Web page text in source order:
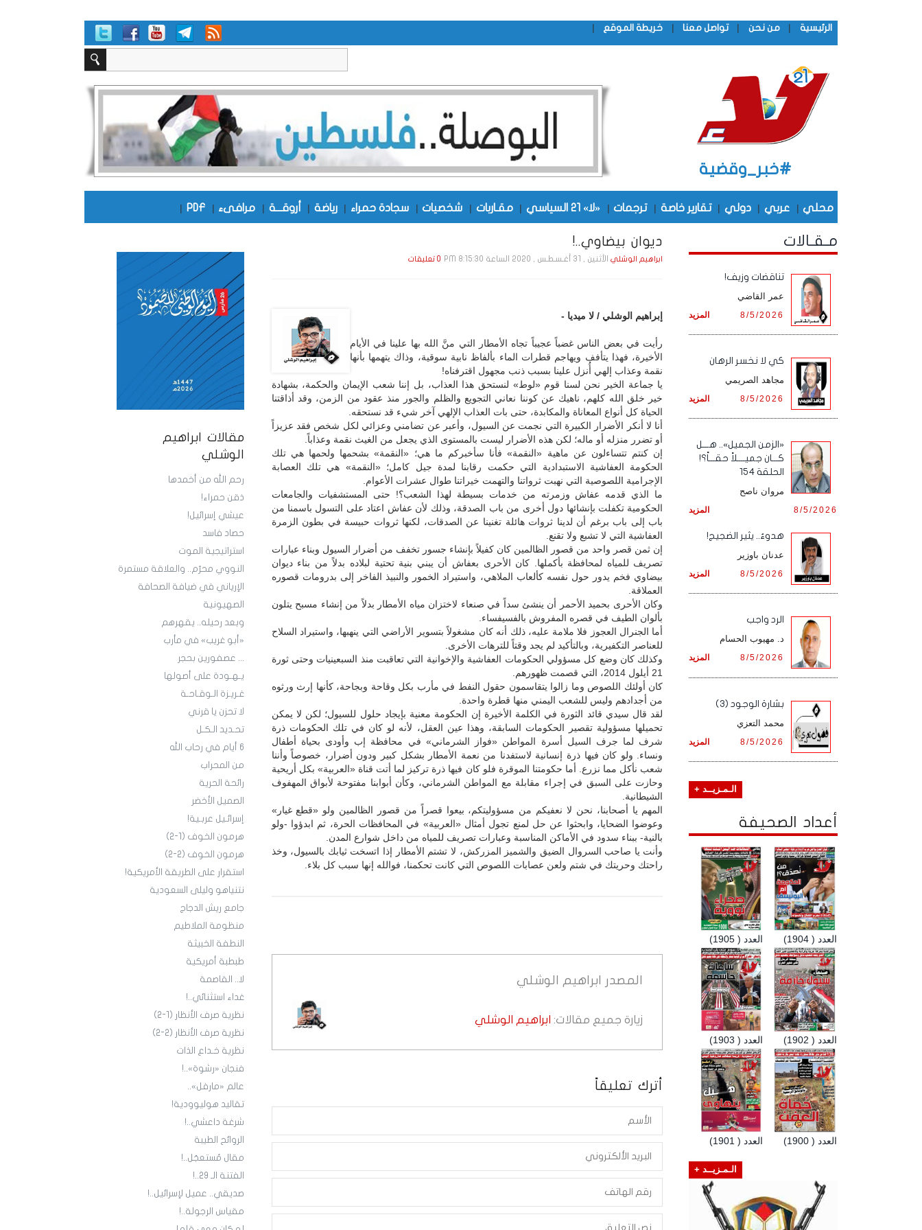
الرئيسية | من نحن | تواصل معنا | خريطة الموقع |
#خبر_وقضية
محلي | عربي | دولي | تقارير خاصة | ترجمات | «لا» 21 السياسي | مقـاربات | شخصيات | سجادة حمراء | رياضة | أروقـــة | مرافىء |
PDF
|
مقالات ابراهيم
الوشلي
رحم الله من أخمدها
ذقن حمراء!
عيشي إسرائيل!
حصاد فاسد
استراتيجية الموت
النووي محرّم.. والعلاقة مستمرة
الإرياني في ضيافة الصحافة
الصهيونية
وبعد رحيله.. يقهرهم
«أبو غريب» في مأرب
... عصفورين بحجر
يـهـودة على أصولها
غـريـزة الـوقـاحـة
لا تحزن يا قرني
تحـديد الـكـل
6 أيام في رحاب الله
من المحراب
رائحة الحرية
الصميل الأخضر
إسرائـيل عربـية!
هرمون الخوف (1-2)
هرمون الخوف (2-2)
استقرار على الطريقة الأمريكية!
نتنياهو وليلى السعودية
جامع ريش الدجاج
منظومة الملاطيم
النطفة الخبيثة
طبطبة أمريكية
لا.. القاصمة
غداء استثنائي..!
نظرية صرف الأنظار (1-2)
نظرية صرف الأنظار (2-2)
نظرية خـداع الذات
فنجان «رشوة»..!
عالم «مارفل»..
تقاليد هوليوودية!
شرغة داعشي..!
الروائح الطيبة
مقال مُستعجَل..!
الفتنة الـ 29..!
صديقي.. عميل لإسرائيل..!
مقياس الرجولة..!
ديوان بيضاوي..!
ابراهيم الوشليالأثنين , 31 أغـسـطـس , 2020 الساعة 8:15:30 PM 0 تعليقات
إبراهيم الوشلي / لا ميديا -
رأيت في بعض الناس غضباً عجيباً تجاه الأمطار التي منَّ الله بها علينا في الأيام
الأخيرة، فهذا يتأفف ويهاجم قطرات الماء بألفاظ نابية سوقية، وذاك يتهمها بأنها
نقمة وعذاب إلهي أُنزل علينا بسبب ذنب مجهول اقترفناه!
يا جماعة الخير نحن لسنا قوم «لوط» لنستحق هذا العذاب، بل إننا شعب الإيمان والحكمة، بشهادة
خير خلق الله كلهم، ناهيك عن كوننا نعاني التجويع والظلم والجور منذ عقود من الزمن، وقد أذاقتنا
الحياة كل أنواع المعاناة والمكابدة، حتى بات العذاب الإلهي آخر شيء قد نستحقه.
أنا لا أنكر الأضرار الكبيرة التي نجمت عن السيول، وأعبر عن تضامني وعزائي لكل شخص فقد عزيزاً
أو تضرر منزله أو ماله؛ لكن هذه الأضرار ليست بالمستوى الذي يجعل من الغيث نقمة وعذاباً.
إن كنتم تتساءلون عن ماهية «النقمة» فأنا سأخبركم ما هي؛ «النقمة» بشحمها ولحمها هي تلك
الحكومة العفاشية الاستبدادية التي حكمت رقابنا لمدة جيل كامل؛ «النقمة» هي تلك العصابة
الإجرامية اللصوصية التي نهبت ثرواتنا والتهمت خيراتنا طوال عشرات الأعوام.
ما الذي قدمه عفاش وزمرته من خدمات بسيطة لهذا الشعب؟! حتى المستشفيات والجامعات
الحكومية تكفلت بإنشائها دول أخرى من باب الصدقة، وذلك لأن عفاش اعتاد على التسول باسمنا من
باب إلى باب برغم أن لدينا ثروات هائلة تغنينا عن الصدقات، لكنها ثروات حبيسة في بطون الزمرة
العفاشية التي لا تشبع ولا تقنع.
إن ثمن قصر واحد من قصور الظالمين كان كفيلاً بإنشاء جسور تخفف من أضرار السيول وبناء عبارات
تصريف للمياه لمحافظة بأكملها. كان الأحرى بعفاش أن يبني بنية تحتية لبلاده بدلاً من بناء ديوان
بيضاوي فخم يدور حول نفسه كألعاب الملاهي، واستيراد الخمور والنبيذ الفاخر إلى بدرومات قصوره
العملاقة.
وكان الأحرى بحميد الأحمر أن ينشئ سداً في صنعاء لاختزان مياه الأمطار بدلاً من إنشاء مسبح يتلون
بألوان الطيف في قصره المفروش بالفسيفساء.
أما الجنرال العجوز فلا ملامة عليه، ذلك أنه كان مشغولاً بتسوير الأراضي التي ينهبها، واستيراد السلاح
للعناصر التكفيرية، وبالتأكيد لم يجد وقتاً للترهات الأخرى.
وكذلك كان وضع كل مسؤولي الحكومات العفاشية والإخوانية التي تعاقبت منذ السبعينيات وحتى ثورة
21 أيلول 2014، التي قصمت ظهورهم.
كان أولئك اللصوص وما زالوا يتقاسمون حقول النفط في مأرب بكل وقاحة وبجاحة، كأنها إرث ورثوه
من أجدادهم وليس للشعب اليمني منها قطرة واحدة.
لقد قال سيدي قائد الثورة في الكلمة الأخيرة إن الحكومة معنية بإيجاد حلول للسيول؛ لكن لا يمكن
تحميلها مسؤولية تقصير الحكومات السابقة، وهذا عين العقل، لأنه لو كان في تلك الحكومات ذرة
شرف لما جرف السيل أسرة المواطن «فواز الشرماني» في محافظة إب وأودى بحياة أطفال
ونساء. ولو كان فيها ذرة إنسانية لاستفدنا من نعمة الأمطار بشكل كبير ودون أضرار، خصوصاً وأننا
شعب نأكل مما نزرع. أما حكومتنا الموقرة فلو كان فيها ذرة تركيز لما أتت قناة «العربية» بكل أريحية
وحازت على السبق في إجراء مقابلة مع المواطن الشرماني، وكأن أبوابنا مفتوحة لأبواق المهفوف
الشيطانية.
المهم يا أصحابنا، نحن لا نعفيكم من مسؤوليتكم، بيعوا قصراً من قصور الظالمين ولو «قطع غيار»
وعوضوا الضحايا، وابحثوا عن حل لمنع تجول أمثال «العربية» في المحافظات الحرة، ثم ابدؤوا -ولو
بالنية- ببناء سدود في الأماكن المناسبة وعبارات تصريف للمياه من داخل شوارع المدن.
وأنت يا صاحب السروال الضيق والشميز المزركش، لا تشتم الأمطار إذا اتسخت ثيابك بالسيول، وخذ
راحتك وحريتك في شتم ولعن عصابات اللصوص التي كانت تحكمنا، فوالله إنها سبب كل بلاء.
المصدر ابراهيم الوشلي
زيارة جميع مقالات: ابراهيم الوشلي
أترك تعليقاً
مـقـالات
تناقضات وزيف!
عمر القاضي
المزيد 8/5/2026
كي لا نخسر الرهان
مجاهد الصريمي
المزيد 8/5/2026
«الزمن الجميل».. هـــل
كـــان جميــــلاً حقـــاً؟!
الحلقة 154
مروان ناصح
المزيد 8/5/2026
هدوءٌ.. يثير الضجيج!
عدنان باوزير
المزيد 8/5/2026
الرد واجب
د. مهيوب الحسام
المزيد 8/5/2026
بشارة الوجود (3)
محمد التعزي
المزيد 8/5/2026
الـمـزيــد +
أعداد الصحيفة
العدد ( 1905) العدد ( 1904)
العدد ( 1903) العدد ( 1902)
العدد ( 1901) العدد ( 1900)
الـمـزيــد +